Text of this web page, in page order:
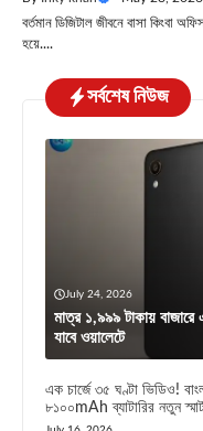
বর্তমান ডিজিটাল জীবনে বাসা কিংবা
হয়ে....
সর্বশেষ নিউজ
July 24, 2026
মাত্র ১,৯৯৯ টাকায় বাজারে
যাবে ওয়ালেটে
এক চার্জে ৩৫ ঘণ্টা ভিডিও!
৮১০০mAh ব্যাটারির নতুন